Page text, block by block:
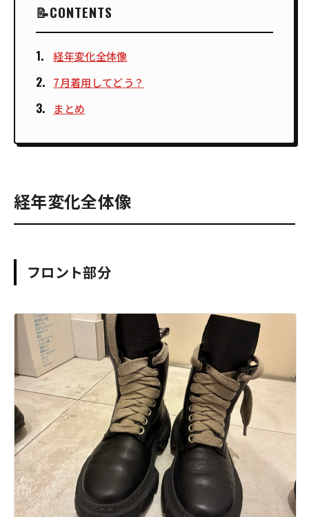
CONTENTS
経年変化全体像
7月着用してどう？
まとめ
経年変化全体像
フロント部分